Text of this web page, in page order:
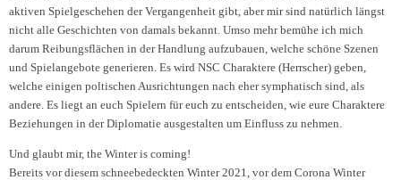
aktiven Spielgeschehen der Vergangenheit gibt, aber mir sind natürlich längst
nicht alle Geschichten von damals bekannt. Umso mehr bemühe ich mich
darum Reibungsflächen in der Handlung aufzubauen, welche schöne Szenen
und Spielangebote generieren. Es wird NSC Charaktere (Herrscher) geben,
welche einigen poltischen Ausrichtungen nach eher symphatisch sind, als
andere. Es liegt an euch Spielern für euch zu entscheiden, wie eure Charaktere
Beziehungen in der Diplomatie ausgestalten um Einfluss zu nehmen.
Und glaubt mir, the Winter is coming!
Bereits vor diesem schneebedeckten Winter 2021, vor dem Corona Winter